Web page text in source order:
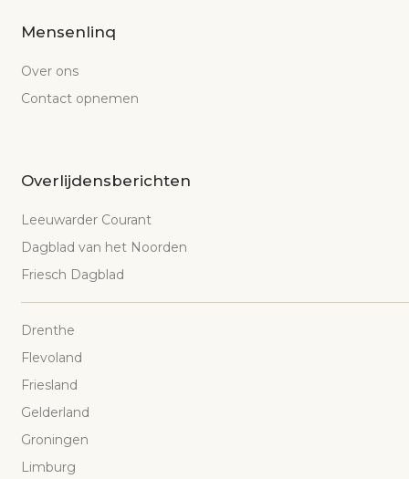
Mensenlinq
Over ons
Contact opnemen
Overlijdensberichten
Leeuwarder Courant
Dagblad van het Noorden
Friesch Dagblad
Drenthe
Flevoland
Friesland
Gelderland
Groningen
Limburg